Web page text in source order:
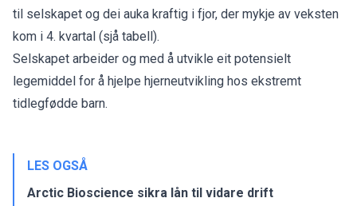
til selskapet og dei auka kraftig i fjor, der mykje av veksten
kom i 4. kvartal (sjå tabell).
Selskapet arbeider og med å utvikle eit potensielt
legemiddel for å hjelpe hjerneutvikling hos ekstremt
tidlegfødde barn.
LES OGSÅ
Arctic Bioscience sikra lån til vidare drift